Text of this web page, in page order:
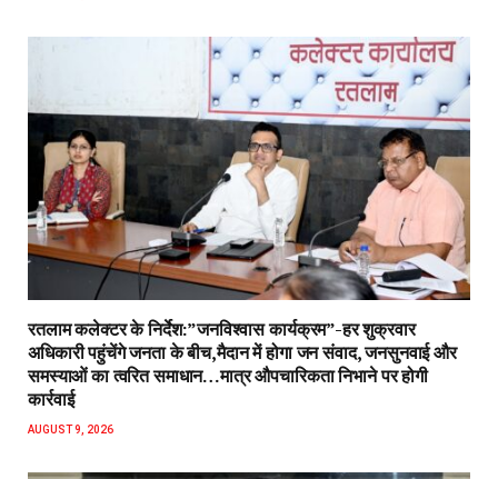
रतलाम कलेक्टर के निर्देश:”जनविश्वास कार्यक्रम”-हर शुक्रवार
अधिकारी पहुंचेंगे जनता के बीच,मैदान में होगा जन संवाद, जनसुनवाई और
समस्याओं का त्वरित समाधान…मात्र औपचारिकता निभाने पर होगी
कार्रवाई
AUGUST 9, 2026